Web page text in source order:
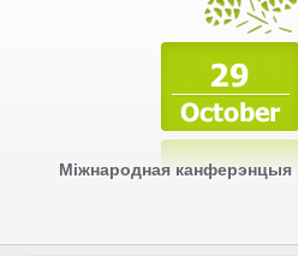
Міжнародная канферэнцыя